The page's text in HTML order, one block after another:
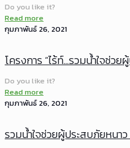
Do you like it?
Read more
กุมภาพันธ์ 26, 2021
โครงการ “ไร้ท์…รวมน้ำใจช่ว
Do you like it?
Read more
กุมภาพันธ์ 26, 2021
รวมน้ำใจช่วยผู้ประสบภัยหนาว